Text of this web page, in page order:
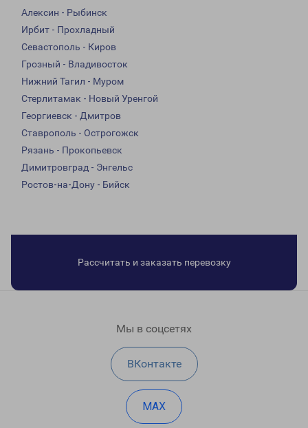
Алексин - Рыбинск
Ирбит - Прохладный
Севастополь - Киров
Грозный - Владивосток
Нижний Тагил - Муром
Стерлитамак - Новый Уренгой
Георгиевск - Дмитров
Ставрополь - Острогожск
Рязань - Прокопьевск
Димитровград - Энгельс
Ростов-на-Дону - Бийск
Рассчитать и заказать перевозку
Мы в соцсетях
ВКонтакте
MAX